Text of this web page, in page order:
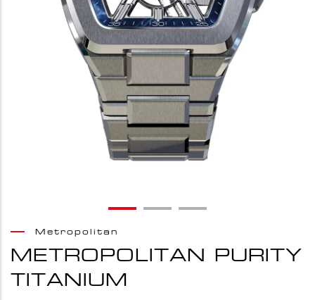
Metropolitan
METROPOLITAN PURITY
TITANIUM